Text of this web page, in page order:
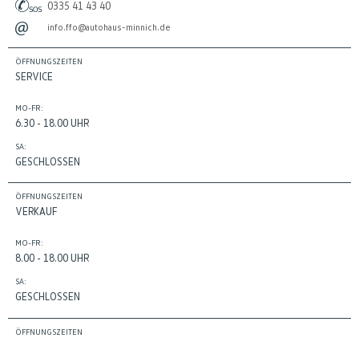
0335 41 43 40
info.ffo@autohaus-minnich.de
ÖFFNUNGSZEITEN
SERVICE
MO-FR:
6.30 - 18.00 UHR
SA:
GESCHLOSSEN
ÖFFNUNGSZEITEN
VERKAUF
MO-FR:
8.00 - 18.00 UHR
SA:
GESCHLOSSEN
ÖFFNUNGSZEITEN